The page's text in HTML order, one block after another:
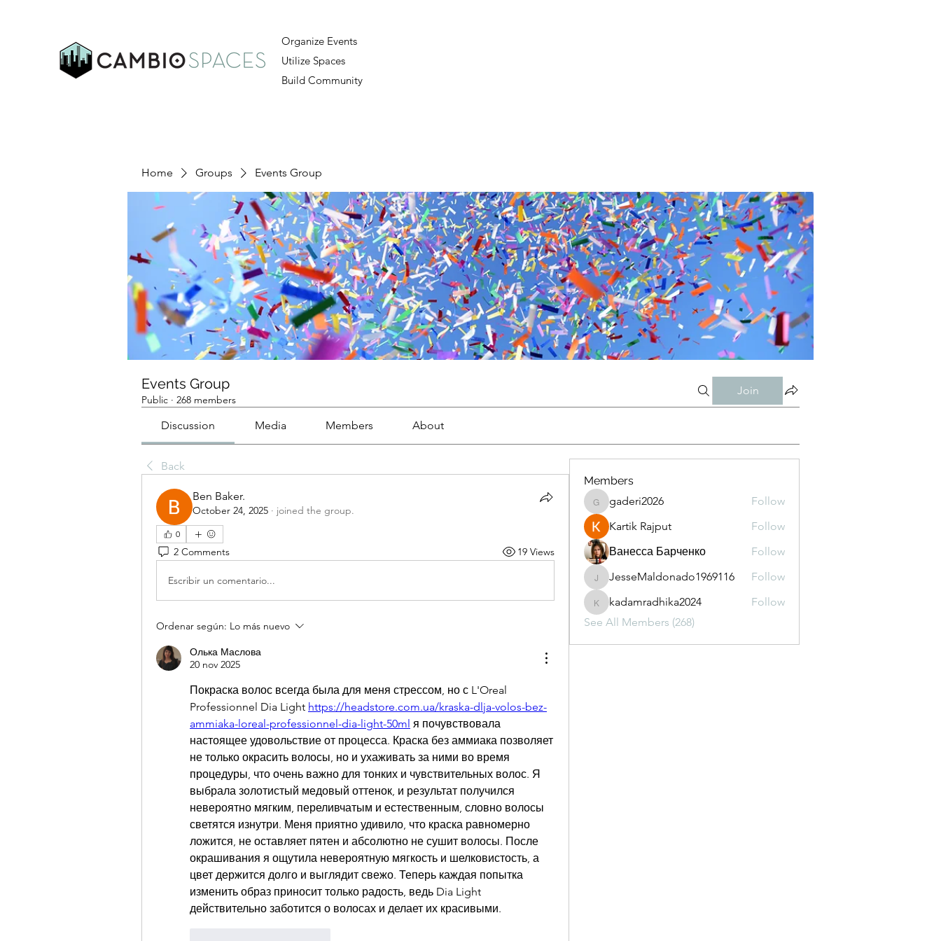
Organize Events
Utilize Spaces
Build Community
Home Groups Events Group
Events Group
Public · 268 members
Join
Discussion Media Members About
Back
Ben Baker.
October 24, 2025 · joined the group.
0
2 Comments 19 Views
Escribir un comentario...
Ordenar según: Lo más nuevo
Олька Маслова
20 nov 2025
Покраска волос всегда была для меня стрессом, но с L'Oreal
Professionnel Dia Light https://headstore.com.ua/kraska-dlja-volos-bez-
ammiaka-loreal-professionnel-dia-light-50ml я почувствовала
настоящее удовольствие от процесса. Краска без аммиака позволяет
не только окрасить волосы, но и ухаживать за ними во время
процедуры, что очень важно для тонких и чувствительных волос. Я
выбрала золотистый медовый оттенок, и результат получился
невероятно мягким, переливчатым и естественным, словно волосы
светятся изнутри. Меня приятно удивило, что краска равномерно
ложится, не оставляет пятен и абсолютно не сушит волосы. После
окрашивания я ощутила невероятную мягкость и шелковистость, а
цвет держится долго и выглядит свежо. Теперь каждая попытка
изменить образ приносит только радость, ведь Dia Light
действительно заботится о волосах и делает их красивыми.
Members
gaderi2026
gaderi2026
Follow
Kartik Rajput
Follow
Ванесса Барченко
Follow
JesseMaldonado1969116
JesseMaldonado1969116 Follow
kadamradhika2024
kadamradhika2024
Follow
See All Members (268)